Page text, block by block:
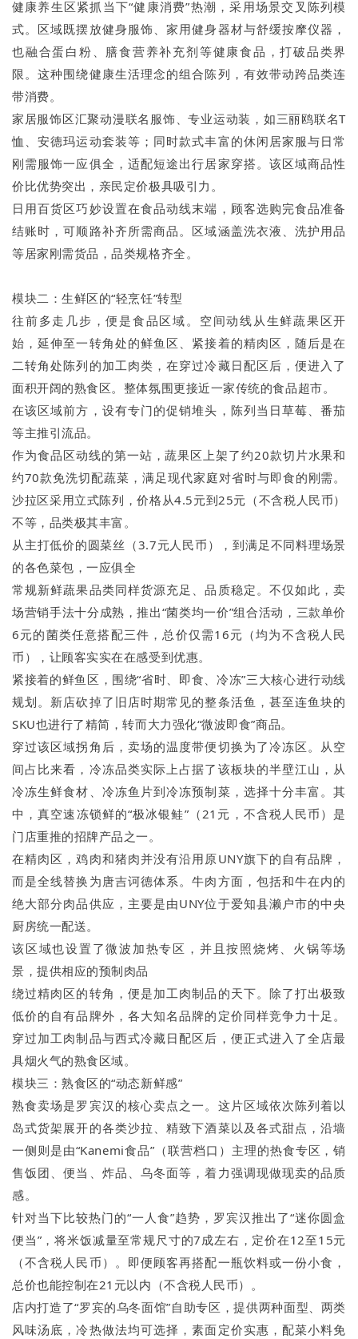
健康养生区紧抓当下“健康消费”热潮，采用场景交叉陈列模
式。区域既摆放健身服饰、家用健身器材与舒缓按摩仪器，
也融合蛋白粉、膳食营养补充剂等健康食品，打破品类界
限。这种围绕健康生活理念的组合陈列，有效带动跨品类连
带消费。
家居服饰区汇聚动漫联名服饰、专业运动装，如三丽鸥联名T
恤、安德玛运动套装等；同时款式丰富的休闲居家服与日常
刚需服饰一应俱全，适配短途出行居家穿搭。该区域商品性
价比优势突出，亲民定价极具吸引力。
日用百货区巧妙设置在食品动线末端，顾客选购完食品准备
结账时，可顺路补齐所需商品。区域涵盖洗衣液、洗护用品
等居家刚需货品，品类规格齐全。
模块二：生鲜区的“轻烹饪”转型
往前多走几步，便是食品区域。空间动线从生鲜蔬果区开
始，延伸至一转角处的鲜鱼区、紧接着的精肉区，随后是在
二转角处陈列的加工肉类，在穿过冷藏日配区后，便进入了
面积开阔的熟食区。整体氛围更接近一家传统的食品超市。
在该区域前方，设有专门的促销堆头，陈列当日草莓、番茄
等主推引流品。
作为食品区动线的第一站，蔬果区上架了约20款切片水果和
约70款免洗切配蔬菜，满足现代家庭对省时与即食的刚需。
沙拉区采用立式陈列，价格从4.5元到25元（不含税人民币）
不等，品类极其丰富。
从主打低价的圆菜丝（3.7元人民币），到满足不同料理场景
的各色菜包，一应俱全
常规新鲜蔬果品类同样货源充足、品质稳定。不仅如此，卖
场营销手法十分成熟，推出“菌类均一价”组合活动，三款单价
6元的菌类任意搭配三件，总价仅需16元（均为不含税人民
币），让顾客实实在在感受到优惠。
紧接着的鲜鱼区，围绕“省时、即食、冷冻”三大核心进行动线
规划。新店砍掉了旧店时期常见的整条活鱼，甚至连鱼块的
SKU也进行了精简，转而大力强化“微波即食”商品。
穿过该区域拐角后，卖场的温度带便切换为了冷冻区。从空
间占比来看，冷冻品类实际上占据了该板块的半壁江山，从
冷冻生鲜食材、冷冻鱼片到冷冻预制菜，选择十分丰富。其
中，真空速冻锁鲜的“极冰银鲑”（21元，不含税人民币）是
门店重推的招牌产品之一。
在精肉区，鸡肉和猪肉并没有沿用原UNY旗下的自有品牌，
而是全线替换为唐吉诃德体系。牛肉方面，包括和牛在内的
绝大部分肉品供应，主要是由UNY位于爱知县濑户市的中央
厨房统一配送。
该区域也设置了微波加热专区，并且按照烧烤、火锅等场
景，提供相应的预制肉品
绕过精肉区的转角，便是加工肉制品的天下。除了打出极致
低价的自有品牌外，各大知名品牌的定价同样竞争力十足。
穿过加工肉制品与西式冷藏日配区后，便正式进入了全店最
具烟火气的熟食区域。
模块三：熟食区的“动态新鲜感”
熟食卖场是罗宾汉的核心卖点之一。这片区域依次陈列着以
岛式货架展开的各类沙拉、精致下酒菜以及各式甜点，沿墙
一侧则是由“Kanemi食品”（联营档口）主理的热食专区，销
售饭团、便当、炸品、乌冬面等，着力强调现做现卖的品质
感。
针对当下比较热门的“一人食”趋势，罗宾汉推出了“迷你圆盒
便当”，将米饭减量至常规尺寸的7成左右，定价在12至15元
（不含税人民币）。即便顾客再搭配一瓶饮料或一份小食，
总价也能控制在21元以内（不含税人民币）。
店内打造了“罗宾的乌冬面馆”自助专区，提供两种面型、两类
风味汤底，冷热做法均可选择，素面定价实惠，配菜小料免